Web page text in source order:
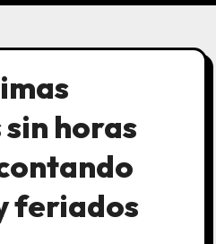
horas
feriados